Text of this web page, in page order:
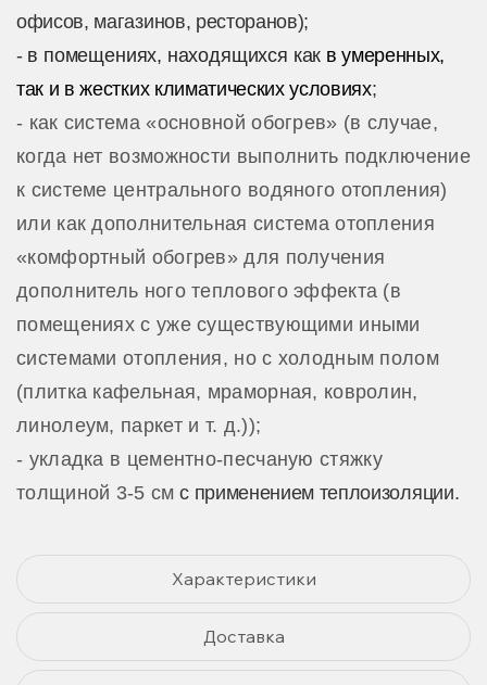
офисов, магазинов, ресторанов);
- в помещениях, находящихся как в умеренных,
так и в жестких климатических условиях;
- как система «основной обогрев» (в случае,
когда нет возможности выполнить подключение
к системе центрального водяного отопления)
или как дополнительная система отопления
«комфортный обогрев» для получения
дополнитель ного теплового эффекта (в
помещениях с уже существующими иными
системами отопления, но с холодным полом
(плитка кафельная, мраморная, ковролин,
линолеум, паркет и т. д.));
- укладка в цементно-песчаную стяжку
толщиной 3-5 см с применением теплоизоляции.
Характеристики
Доставка